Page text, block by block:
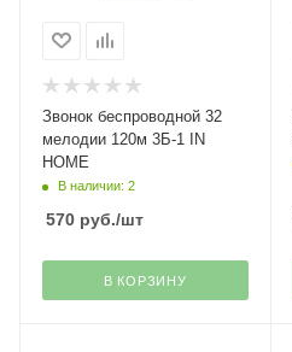
Звонок беспроводной 32
мелодии 120м 3Б-1 IN
HOME
В наличии: 2
570 руб./шт
В КОРЗИНУ